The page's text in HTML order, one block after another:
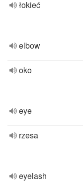
łokieć
elbow
oko
eye
rzesa
eyelash